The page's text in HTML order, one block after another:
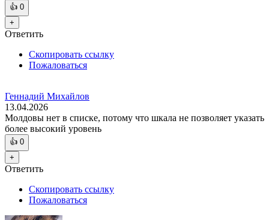
👍 0
+
Ответить
Скопировать ссылку
Пожаловаться
Геннадий Михайлов
13.04.2026
Молдовы нет в списке, потому что шкала не позволяет указать
более высокий уровень
👍 0
+
Ответить
Скопировать ссылку
Пожаловаться